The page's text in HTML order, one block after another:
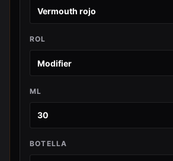
ROL
ML
BOTELLA